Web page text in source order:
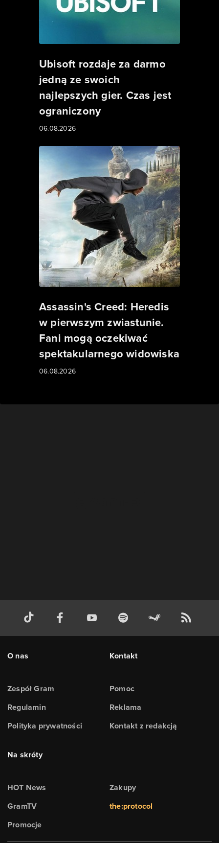
Ubisoft rozdaje za darmo
jedną ze swoich
najlepszych gier. Czas jest
ograniczony
06.08.2026
Assassin's Creed: Heredis
w pierwszym zwiastunie.
Fani mogą oczekiwać
spektakularnego widowiska
06.08.2026
O nas
Zespół Gram
Regulamin
Polityka prywatności
Kontakt
Pomoc
Reklama
Kontakt z redakcją
Na skróty
HOT News
GramTV
Promocje
Zakupy
the:protocol